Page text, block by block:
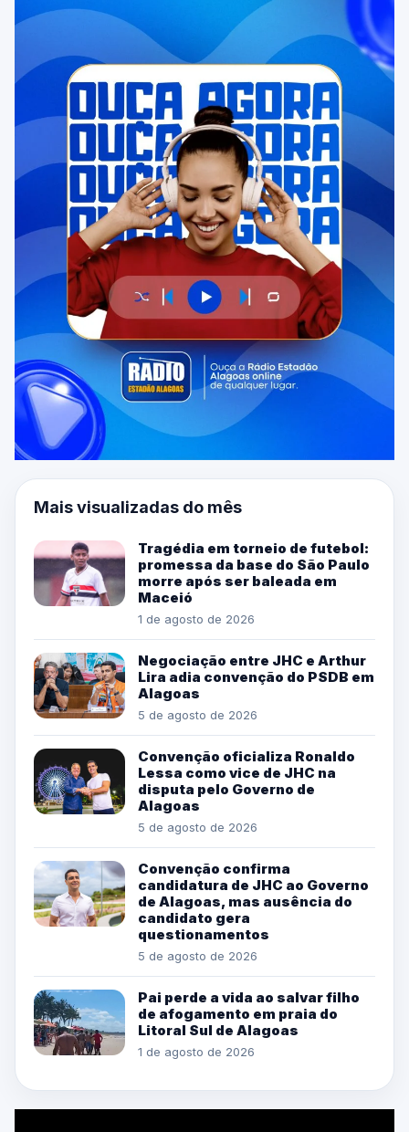
Mais visualizadas do mês
Tragédia em torneio de futebol:
promessa da base do São Paulo
morre após ser baleada em
Maceió
1 de agosto de 2026
Negociação entre JHC e Arthur
Lira adia convenção do PSDB em
Alagoas
5 de agosto de 2026
Convenção oficializa Ronaldo
Lessa como vice de JHC na
disputa pelo Governo de
Alagoas
5 de agosto de 2026
Convenção confirma
candidatura de JHC ao Governo
de Alagoas, mas ausência do
candidato gera
questionamentos
5 de agosto de 2026
Pai perde a vida ao salvar filho
de afogamento em praia do
Litoral Sul de Alagoas
1 de agosto de 2026